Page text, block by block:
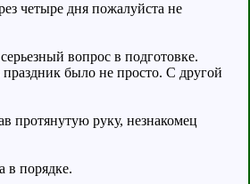
четыре дня пожалуйста не
вопрос в подготовке.
было не просто. С другой
протянутую руку, незнакомец
в порядке.